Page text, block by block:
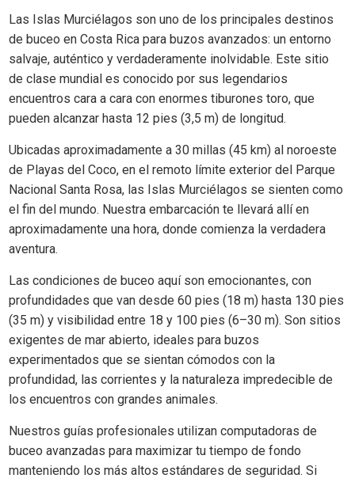
Las Islas Murciélagos son uno de los principales destinos
de buceo en Costa Rica para buzos avanzados: un entorno
salvaje, auténtico y verdaderamente inolvidable. Este sitio
de clase mundial es conocido por sus legendarios
encuentros cara a cara con enormes tiburones toro, que
pueden alcanzar hasta 12 pies (3,5 m) de longitud.
Ubicadas aproximadamente a 30 millas (45 km) al noroeste
de Playas del Coco, en el remoto límite exterior del Parque
Nacional Santa Rosa, las Islas Murciélagos se sienten como
el fin del mundo. Nuestra embarcación te llevará allí en
aproximadamente una hora, donde comienza la verdadera
aventura.
Las condiciones de buceo aquí son emocionantes, con
profundidades que van desde 60 pies (18 m) hasta 130 pies
(35 m) y visibilidad entre 18 y 100 pies (6–30 m). Son sitios
exigentes de mar abierto, ideales para buzos
experimentados que se sientan cómodos con la
profundidad, las corrientes y la naturaleza impredecible de
los encuentros con grandes animales.
Nuestros guías profesionales utilizan computadoras de
buceo avanzadas para maximizar tu tiempo de fondo
manteniendo los más altos estándares de seguridad. Si